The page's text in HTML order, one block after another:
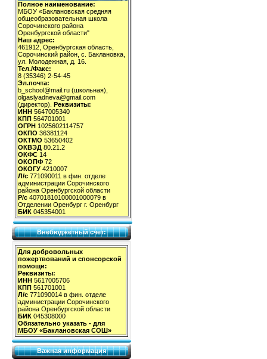
Полное наименование:
МБОУ «Баклановская средняя
общеобразовательная школа
Сорочинского района
Оренбургской области"
Наш адрес:
461912, Оренбургская область,
Сорочинский район, с. Баклановка,
ул. Молодежная, д. 16.
Тел./Факс:
8 (35346) 2-54-45
Эл.почта:
b_school@mail.ru (школьная),
olgaslyadneva@gmail.com
(директор). Реквизиты:
ИНН 5647005340
КПП 564701001
ОГРН 1025602114757
ОКПО 36381124
ОКТМО 53650402
ОКВЭД 80.21.2
ОКФС 14
ОКОПФ 72
ОКОГУ 4210007
Л/с 771090011 в фин. отделе
администрации Сорочинского
района Оренбургской области
Р/с 40701810100001000079 в
Отделении Оренбург г. Оренбург
БИК 045354001
Внебюджетный счет:
Для добровольных
пожертвований и спонсорской
помощи:
Реквизиты:
ИНН 5617005706
КПП 561701001
Л/с 771090014 в фин. отделе
администрации Сорочинского
района Оренбургской области
БИК 045308000
Обязательно указать - для
МБОУ «Баклановская СОШ»
Важная информация